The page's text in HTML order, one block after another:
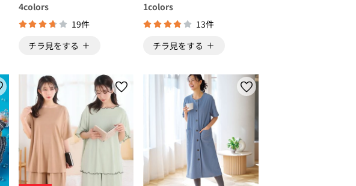
4colors
19件
チラ見をする
1colors
13件
チラ見をする